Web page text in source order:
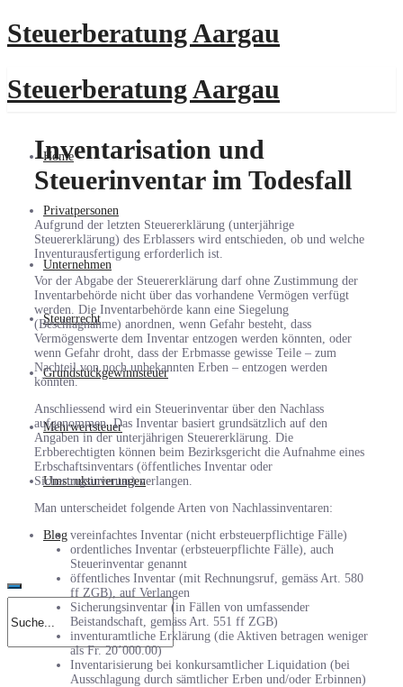
Steuerberatung Aargau
Steuerberatung Aargau
Home
Privatpersonen
Unternehmen
Steuerrecht
Grundstückgewinnsteuer
Mehrwertsteuer
Umstrukturierungen
Blog
Inventarisation und
Steuerinventar im Todesfall
Aufgrund der letzten Steuererklärung (unterjährige
Steuererklärung) des Erblassers wird entschieden, ob und welche
Inventurausfertigung erforderlich ist.
Vor der Abgabe der Steuererklärung darf ohne Zustimmung der
Inventarbehörde nicht über das vorhandene Vermögen verfügt
werden. Die Inventarbehörde kann eine Siegelung
(Beschlagnahme) anordnen, wenn Gefahr besteht, dass
Vermögenswerte dem Inventar entzogen werden könnten, oder
wenn Gefahr droht, dass der Erbmasse gewisse Teile – zum
Nachteil von noch unbekannten Erben – entzogen werden
könnten.
Anschliessend wird ein Steuerinventar über den Nachlass
aufgenommen. Das Inventar basiert grundsätzlich auf den
Angaben in der unterjährigen Steuererklärung. Die
Erbberechtigten können beim Bezirksgericht die Aufnahme eines
Erbschaftsinventars (öffentliches Inventar oder
Sicherungsinventar) verlangen.
Man unterscheidet folgende Arten von Nachlassinventaren:
vereinfachtes Inventar (nicht erbsteuerpflichtige Fälle)
ordentliches Inventar (erbsteuerpflichte Fälle), auch
Steuerinventar genannt
öffentliches Inventar (mit Rechnungsruf, gemäss Art. 580
ff ZGB), auf Verlangen
Sicherungsinventar (in Fällen von umfassender
Beistandschaft, gemäss Art. 551 ff ZGB)
inventuramtliche Erklärung (die Aktiven betragen weniger
als Fr. 20’000.00)
Inventarisierung bei konkursamtlicher Liquidation (bei
Ausschlagung durch sämtlicher Erben und/oder Erbinnen)